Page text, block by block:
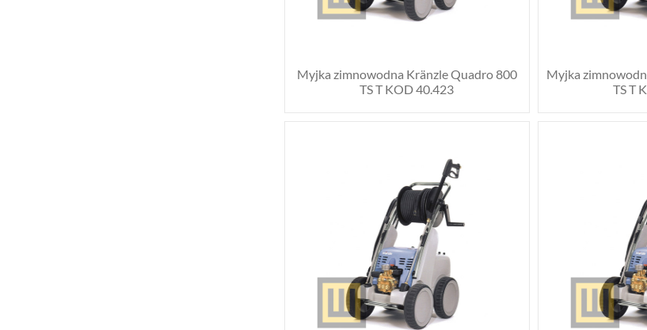
Myjka zimnowodna Kränzle Quadro 800
TS T KOD 40.423
Myjka
TS T